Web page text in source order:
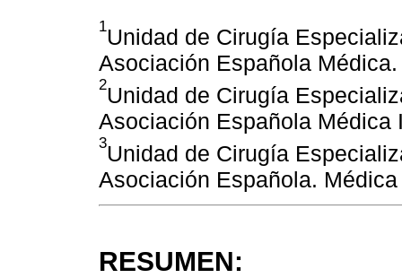
1Unidad de Cirugía
Asociación Española Médica.
2Unidad de Cirugía
Asociación Española Médica
3Unidad de Cirugía
Asociación Española.
RESUMEN: